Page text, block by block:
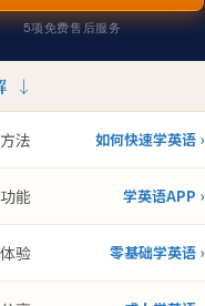
5项免费售后服务
↓
法 如何快速学英语 ›
能 学英语APP ›
验 零基础学英语 ›